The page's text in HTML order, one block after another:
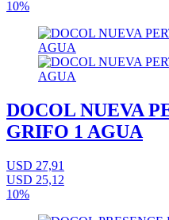
10%
DOCOL NUEVA
GRIFO 1 AGUA
USD 27,91
USD 25,12
10%